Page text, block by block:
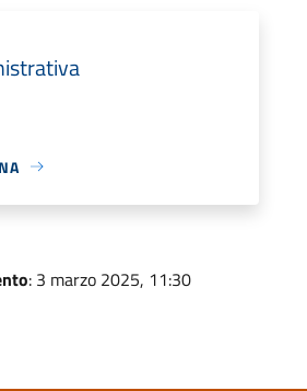
: 3 marzo 2025, 11:30